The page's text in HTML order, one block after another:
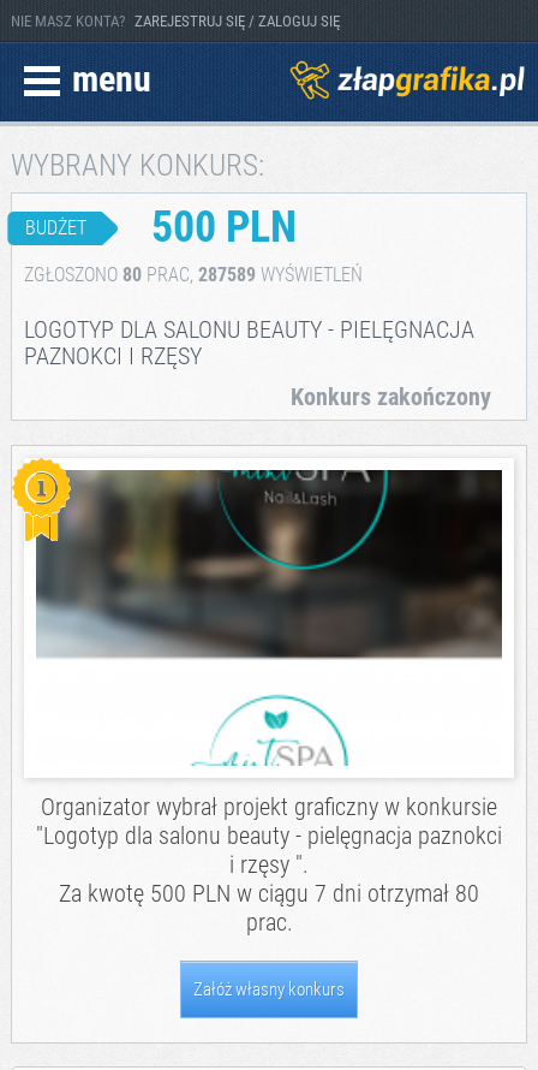
NIE MASZ KONTA? ZAREJESTRUJ SIĘ / ZALOGUJ SIĘ
menu
WYBRANY KONKURS:
BUDŻET 500 PLN
ZGŁOSZONO 80PRAC, 287589WYŚWIETLEŃ
LOGOTYP DLA SALONU BEAUTY - PIELĘGNACJA
PAZNOKCI I RZĘSY
Konkurs zakończony
Organizator wybrał projekt graficzny w konkursie
"Logotyp dla salonu beauty - pielęgnacja paznokci
i rzęsy ".
Za kwotę 500 PLN w ciągu 7 dni otrzymał 80
prac.
Załóż własny konkurs